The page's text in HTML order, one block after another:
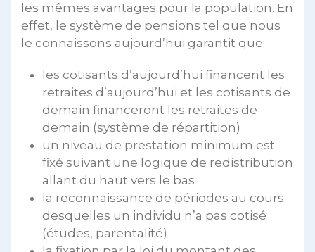
les mêmes avantages pour la population. En
effet, le système de pensions tel que nous
le connaissons aujourd’hui garantit que:
les cotisants d’aujourd’hui financent les
retraites d’aujourd’hui et les cotisants de
demain financeront les retraites de
demain (système de répartition)
un niveau de prestation minimum est
fixé suivant une logique de redistribution
allant du haut vers le bas
la reconnaissance de périodes au cours
desquelles un individu n’a pas cotisé
(études, parentalité)